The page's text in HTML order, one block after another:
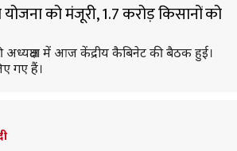
को मंजूरी, 1.7 करोड़ किसानों को
की अध्यक्षता में आज केंद्रीय कैबिनेट की बैठक हुई।
गए हैं।